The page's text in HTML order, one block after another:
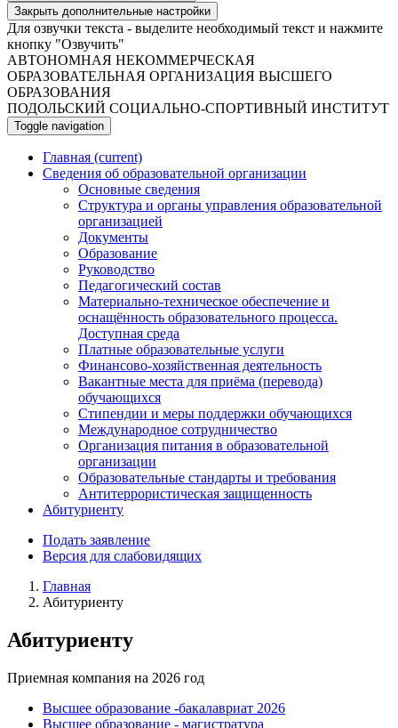
Закрыть дополнительные настройки
Для озвучки текста - выделите необходимый текст и нажмите
кнопку "Озвучить"
АВТОНОМНАЯ НЕКОММЕРЧЕСКАЯ
ОБРАЗОВАТЕЛЬНАЯ ОРГАНИЗАЦИЯ ВЫСШЕГО
ОБРАЗОВАНИЯ
ПОДОЛЬСКИЙ СОЦИАЛЬНО-СПОРТИВНЫЙ ИНСТИТУТ
Toggle navigation
Главная (current)
Сведения об образовательной организации
Основные сведения
Структура и органы управления образовательной
организацией
Документы
Образование
Руководство
Педагогический состав
Материально-техническое обеспечение и
оснащённость образовательного процесса.
Доступная среда
Платные образовательные услуги
Финансово-хозяйственная деятельность
Вакантные места для приёма (перевода)
обучающихся
Стипендии и меры поддержки обучающихся
Международное сотрудничество
Организация питания в образовательной
организации
Образовательные стандарты и требования
Антитеррористическая защищенность
Абитуриенту
Подать заявление
Версия для слабовидящих
Главная
Абитуриенту
Абитуриенту
Приемная компания на 2026 год
Высшее образование -бакалавриат 2026
Высшее образование - магистратура